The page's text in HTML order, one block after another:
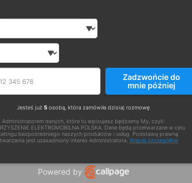
Date and time slection for
Wybierz datę
Wybierz godzinę
Numer telefonu
Podaj poprawny numer
Zadzwońcie do
mnie później
Jesteś już 5 osobą, która zamówiła dzisiaj rozmowę
Administratorem danych, które tu wpisujesz będziemy My, czyli:
ELEKTROMOBILNA POLSKA. Dane będą przetwarzane w celu
bezpośredniego naszych produktów i usług. Podstawą prawną
jest uzasadniony interes Administratora. Więcej szczegółów
Powered by